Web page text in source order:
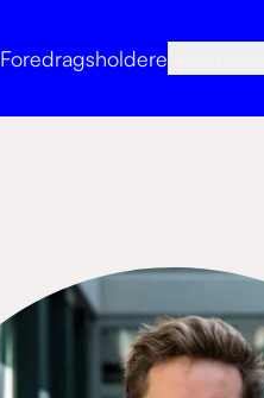
Foredragsholdere